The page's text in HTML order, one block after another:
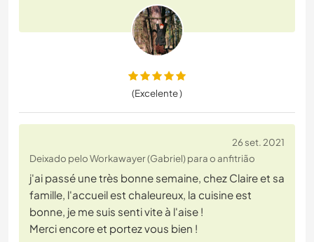
(Excelente )
26 set. 2021
Deixado pelo Workawayer (Gabriel) para o anfitrião
j'ai passé une très bonne semaine, chez Claire et sa
famille, l'accueil est chaleureux, la cuisine est
bonne, je me suis senti vite à l'aise !
Merci encore et portez vous bien !